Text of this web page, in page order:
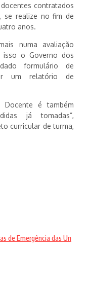
contratados
se realize no fim de
anos.
numa avaliação
isso o Governo dos
formulário de
um relatório de
é também
já tomadas”,
curricular de turma,
de Emergência das Un